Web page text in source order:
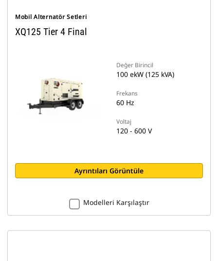
Mobil Alternatör Setleri
XQ125 Tier 4 Final
Değer Birincil
100 ekW (125 kVA)
Frekans
60 Hz
Voltaj
120 - 600 V
Ayrıntıları Görüntüle
Modelleri Karşılaştır